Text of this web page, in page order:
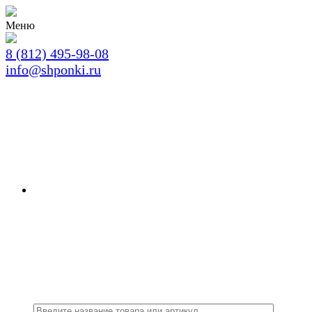
Меню
8 (812) 495-98-08
info@shponki.ru